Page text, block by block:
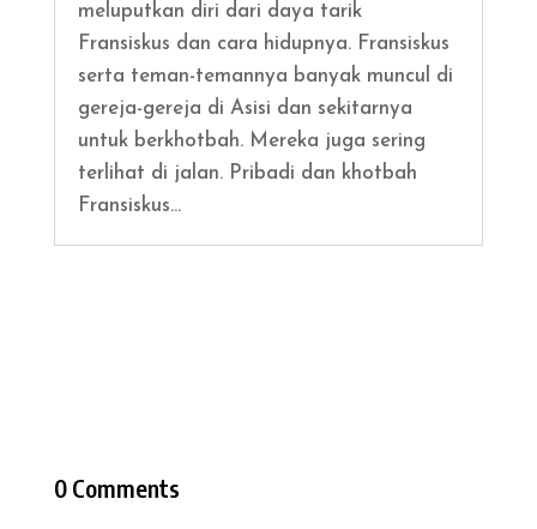
meluputkan diri dari daya tarik
Fransiskus dan cara hidupnya. Fransiskus
serta teman-temannya banyak muncul di
gereja-gereja di Asisi dan sekitarnya
untuk berkhotbah. Mereka juga sering
terlihat di jalan. Pribadi dan khotbah
Fransiskus...
0 Comments